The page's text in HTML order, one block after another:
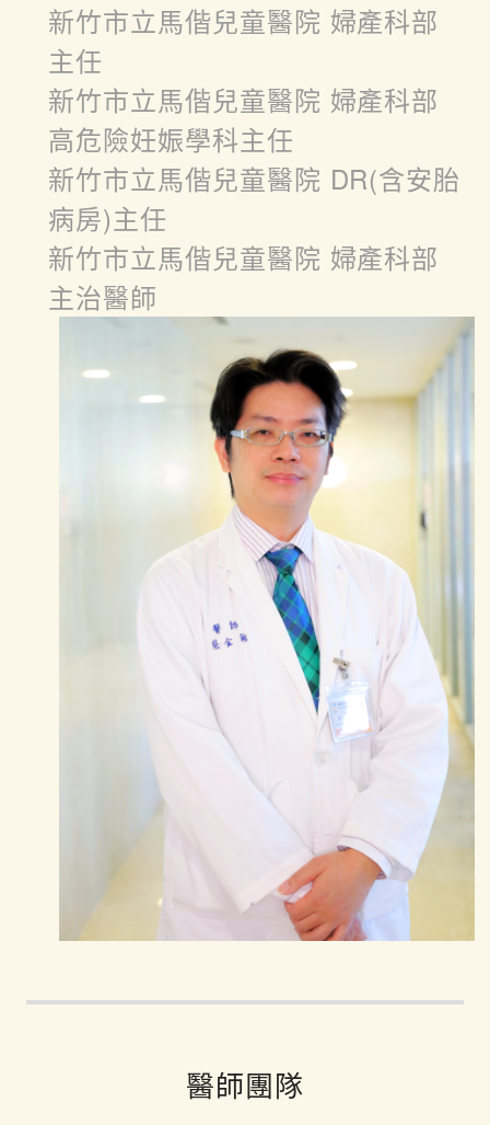
新竹市立馬偕兒童醫院 婦產科部
主任
新竹市立馬偕兒童醫院 婦產科部
高危險妊娠學科主任
新竹市立馬偕兒童醫院 DR(含安胎
病房)主任
新竹市立馬偕兒童醫院 婦產科部
主治醫師
醫師團隊